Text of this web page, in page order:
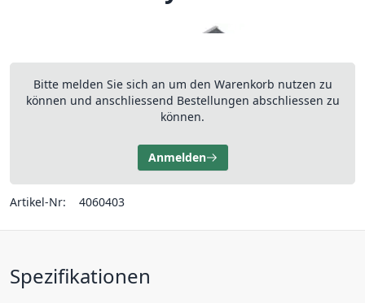
Bitte melden Sie sich an um den Warenkorb nutzen zu
können und anschliessend Bestellungen abschliessen zu
können.
Anmelden
Artikel-Nr: 4060403
Spezifikationen